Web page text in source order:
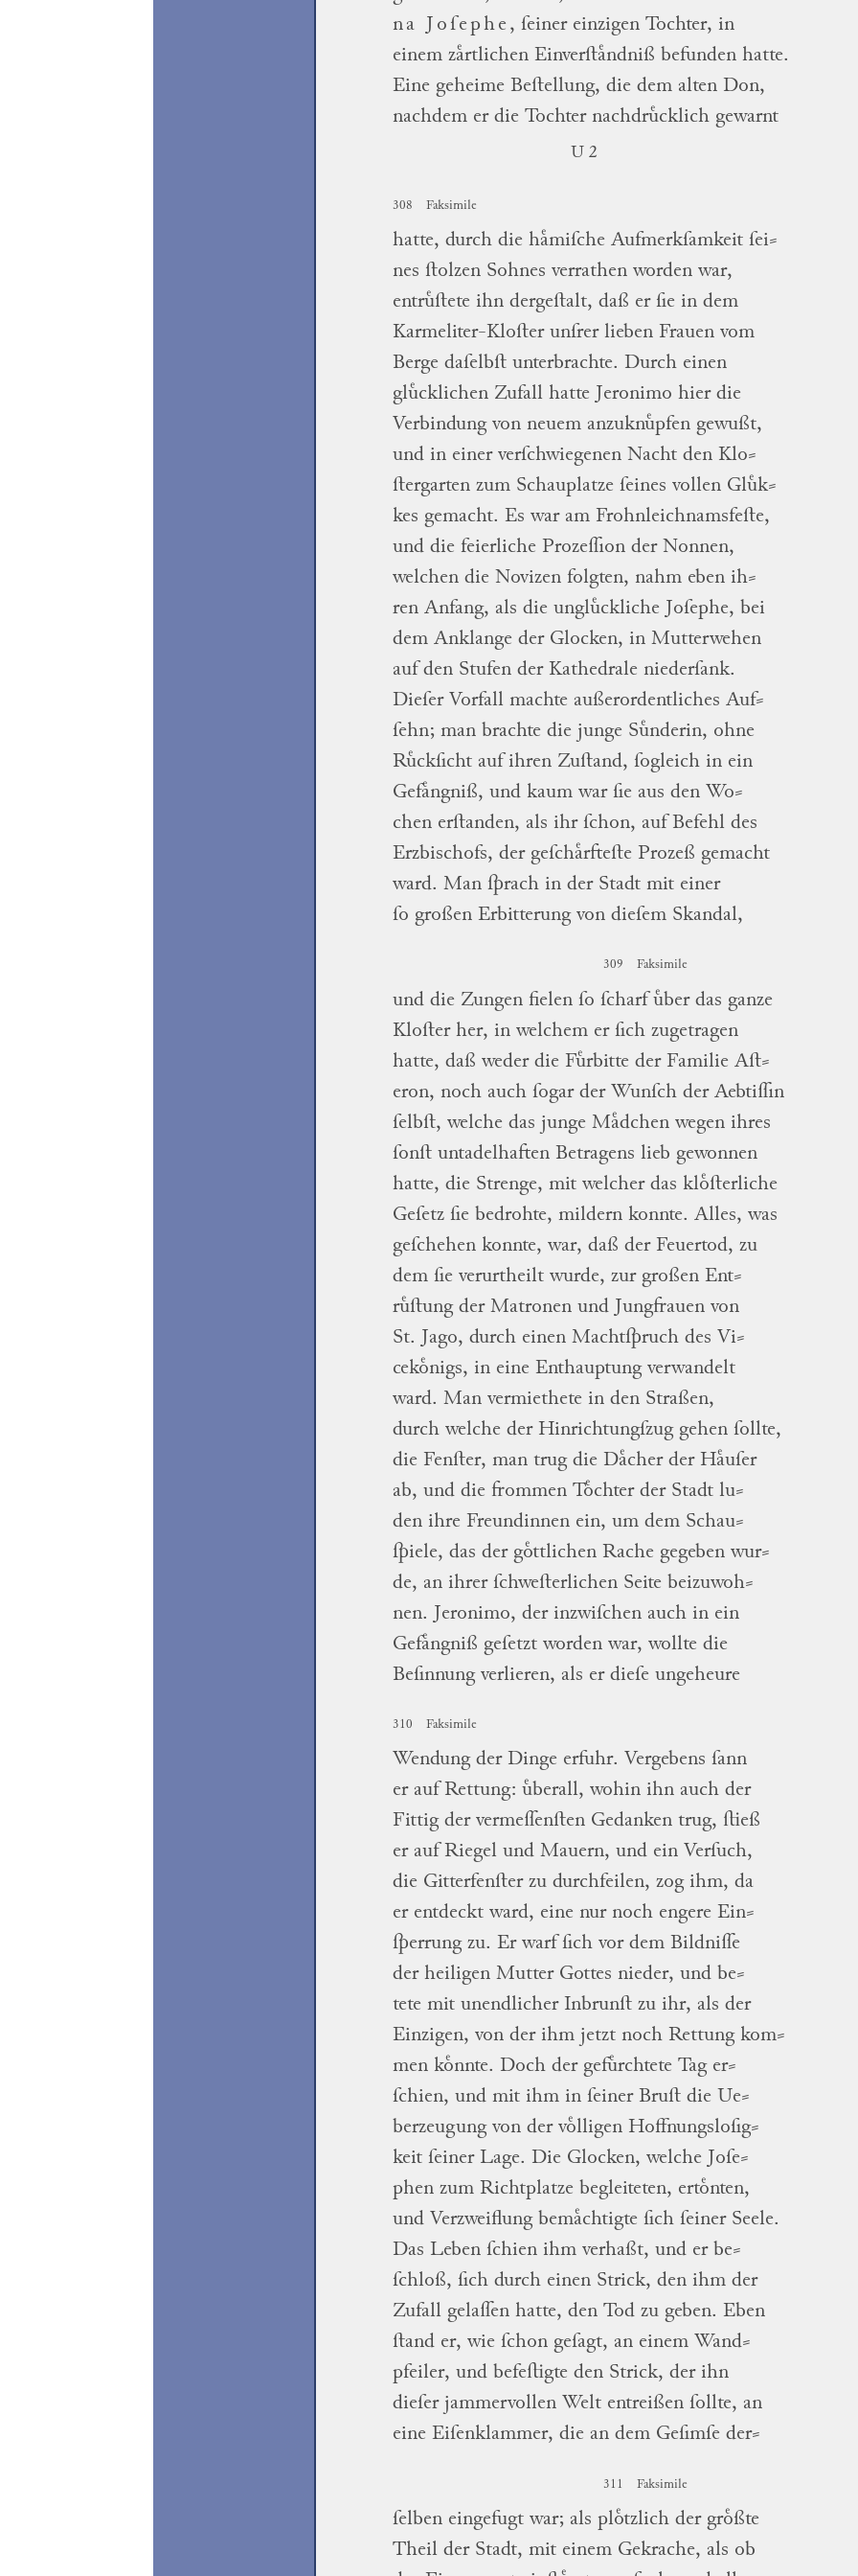
na Joſephe , ſeiner einzigen Tochter, in
einem zaͤrtlichen Einverſtaͤndniß befunden hatte.
Eine geheime Beſtellung, die dem alten Don,
nachdem er die Tochter nachdruͤcklich gewarnt
U 2
308 Faksimile
hatte, durch die haͤmiſche Aufmerkſamkeit ſei⸗
nes ſtolzen Sohnes verrathen worden war,
entruͤſtete ihn dergeſtalt, daß er ſie in dem
Karmeliter-Kloſter unſrer lieben Frauen vom
Berge daſelbſt unterbrachte. Durch einen
gluͤcklichen Zufall hatte Jeronimo hier die
Verbindung von neuem anzuknuͤpfen gewußt,
und in einer verſchwiegenen Nacht den Klo⸗
ſtergarten zum Schauplatze ſeines vollen Gluͤk⸗
kes gemacht. Es war am Frohnleichnamsfeſte,
und die feierliche Prozeſſion der Nonnen,
welchen die Novizen folgten, nahm eben ih⸗
ren Anfang, als die ungluͤckliche Joſephe, bei
dem Anklange der Glocken, in Mutterwehen
auf den Stufen der Kathedrale niederſank.
Dieſer Vorfall machte außerordentliches Auf⸗
ſehn; man brachte die junge Suͤnderin, ohne
Ruͤckſicht auf ihren Zuſtand, ſogleich in ein
Gefaͤngniß, und kaum war ſie aus den Wo⸗
chen erſtanden, als ihr ſchon, auf Befehl des
Erzbischofs, der geſchaͤrfteſte Prozeß gemacht
ward. Man ſprach in der Stadt mit einer
ſo großen Erbitterung von dieſem Skandal,
309 Faksimile
und die Zungen fielen ſo ſcharf uͤber das ganze
Kloſter her, in welchem er ſich zugetragen
hatte, daß weder die Fuͤrbitte der Familie Aſt⸗
eron, noch auch ſogar der Wunſch der Aebtiſſin
ſelbſt, welche das junge Maͤdchen wegen ihres
ſonſt untadelhaften Betragens lieb gewonnen
hatte, die Strenge, mit welcher das kloͤſterliche
Geſetz ſie bedrohte, mildern konnte. Alles, was
geſchehen konnte, war, daß der Feuertod, zu
dem ſie verurtheilt wurde, zur großen Ent⸗
ruͤſtungder Matronen und Jungfrauen von
St. Jago, durch einen Machtſpruch des Vi⸗
cekoͤnigs, in eine Enthauptung verwandelt
ward. Man vermiethete in den Straßen,
durch welche der Hinrichtungſzug gehen ſollte,
die Fenſter, man trug die Daͤcher der Haͤuſer
ab, und die frommen Toͤchter der Stadt lu⸗
den ihre Freundinnen ein, um dem Schau⸗
ſpiele, das der goͤttlichen Rache gegeben wur⸗
de, an ihrer ſchweſterlichen Seite beizuwoh⸗
nen. Jeronimo, der inzwiſchen auch in ein
Gefaͤngniß geſetzt worden war, wollte die
Beſinnung verlieren, als er dieſe ungeheure
310 Faksimile
Wendung der Dinge erfuhr. Vergebens ſann
er auf Rettung: uͤberall, wohin ihn auch der
Fittig der vermeſſenſten Gedanken trug, ſtieß
er auf Riegel und Mauern, und ein Verſuch,
die Gitterfenſter zu durchfeilen, zog ihm, da
er entdeckt ward, eine nur noch engere Ein⸗
ſperrungzu. Er warf ſich vor dem Bildniſſe
der heiligen Mutter Gottes nieder, und be⸗
tete mit unendlicher Inbrunſt zu ihr, als der
Einzigen, von der ihm jetzt noch Rettung kom⸗
men koͤnnte. Doch der gefuͤrchtete Tag er⸗
ſchien, und mit ihm in ſeiner Bruſt die Ue⸗
berzeugungvon der voͤlligen Hoffnungsloſig⸗
keit ſeiner Lage. Die Glocken, welche Joſe⸗
phen zum Richtplatze begleiteten, ertoͤnten,
und Verzweiflung bemaͤchtigte ſich ſeiner Seele.
Das Leben ſchien ihm verhaßt, und er be⸗
ſchloß, ſich durch einen Strick, den ihm der
Zufall gelaſſen hatte, den Tod zu geben. Eben
ſtand er, wie ſchon geſagt, an einem Wand⸗
pfeiler, und befeſtigte den Strick, der ihn
dieſer jammervollen Welt entreißen ſollte, an
eine Eiſenklammer, die an dem Geſimſe der⸗
311 Faksimile
ſelben eingefugt war; als ploͤtzlich der groͤßte
Theil der Stadt, mit einem Gekrache, als ob